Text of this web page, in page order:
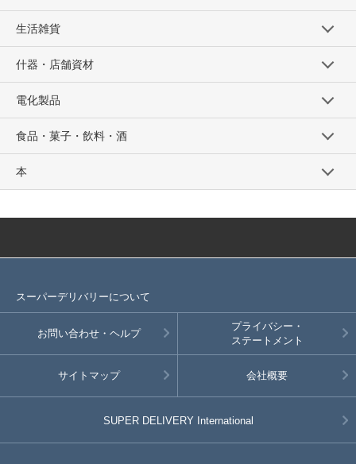
生活雑貨
什器・店舗資材
電化製品
食品・菓子・飲料・酒
本
スーパーデリバリーについて
お問い合わせ・ヘルプ
プライバシー・
ステートメント
サイトマップ 会社概要
SUPER DELIVERY International